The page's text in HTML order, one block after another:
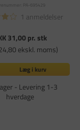
PA-695429
1 anmeldelser
31,00pr. stk
ekskl. moms)
Læg i kurv
- Levering 1-3
hverdage